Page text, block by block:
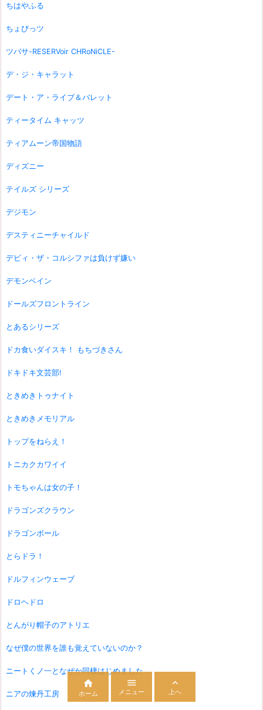
ちはやふる
ちょびっツ
ツバサ-RESERVoir CHRoNiCLE-
デ・ジ・キャラット
デート・ア・ライブ＆バレット
ティータイム キャッツ
ティアムーン帝国物語
ディズニー
テイルズ シリーズ
デジモン
デスティニーチャイルド
デビィ・ザ・コルシファは負けず嫌い
デモンベイン
ドールズフロントライン
とあるシリーズ
ドカ食いダイスキ！ もちづきさん
ドキドキ文芸部!
ときめきトゥナイト
ときめきメモリアル
トップをねらえ！
トニカクカワイイ
トモちゃんは女の子！
ドラゴンズクラウン
ドラゴンボール
とらドラ！
ドルフィンウェーブ
ドロヘドロ
とんがり帽子のアトリエ
なぜ僕の世界を誰も覚えていないのか？
ニートくノ一となぜか同棲はじめました
ニアの煉丹工房

ホーム

メニュー

上へ